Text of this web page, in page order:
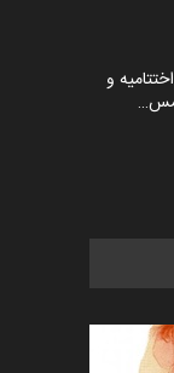
و
مس…
به یاد اردوغان باشول (۱۹۳۶–